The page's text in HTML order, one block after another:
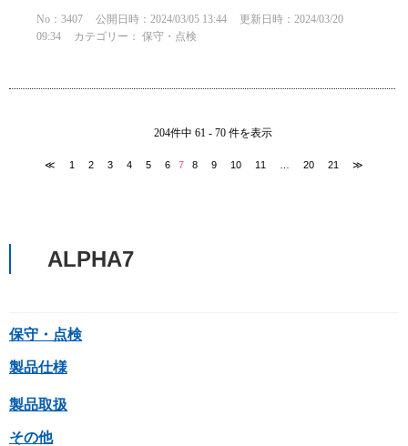
No：3407 公開日時：2024/03/05 13:44
更新日時：2024/03/20
09:34
カテゴリー： 保守・点検
204件中 61 - 70 件を表示
≪ 1 2 3 4 5 6 7 8 9 10 11 20 21 ≫
ALPHA7
保守・点検
製品仕様
製品取扱
その他